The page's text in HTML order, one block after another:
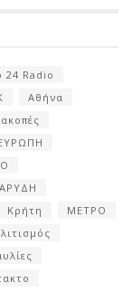
24 Radio
Αθήνα
Κρήτη
ΜΕΤΡΟ